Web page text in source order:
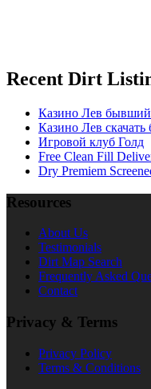
Recent Dirt
Казино Лев бывший
Казино Лев скачать
Игровой клуб Голд
Free Clean Fill
Dry Premiem
Resources
About Us
Testimonials
Dirt Map Search
Frequently Asked
Contact
Privacy & Terms
Privacy Policy
Terms & Conditions